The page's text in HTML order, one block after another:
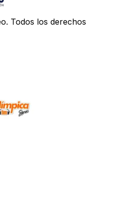
. Todos los derechos